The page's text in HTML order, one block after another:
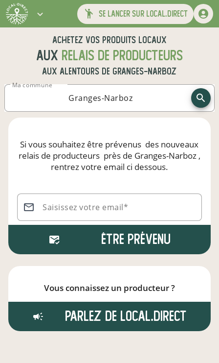
se lancer sur local.direct
Achetez vos produits locaux
aux relais de producteurs
aux alentours de Granges-Narboz
Ma commune
Si vous souhaitez être prévenus des nouveaux
relais de producteurs près de Granges-Narboz,
rentrez votre email ci dessous.
Saisissez votre email*
Être prévenu
Vous connaissez un producteur ?
Parlez de local.direct